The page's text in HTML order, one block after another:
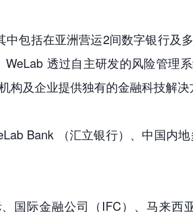
包括在亚洲营运2间数字银行及
透过自主研发的风险管理
及企业提供独有的金融科技解决
Bank （汇立银行）、中国内
国际金融公司（IFC）、马来西